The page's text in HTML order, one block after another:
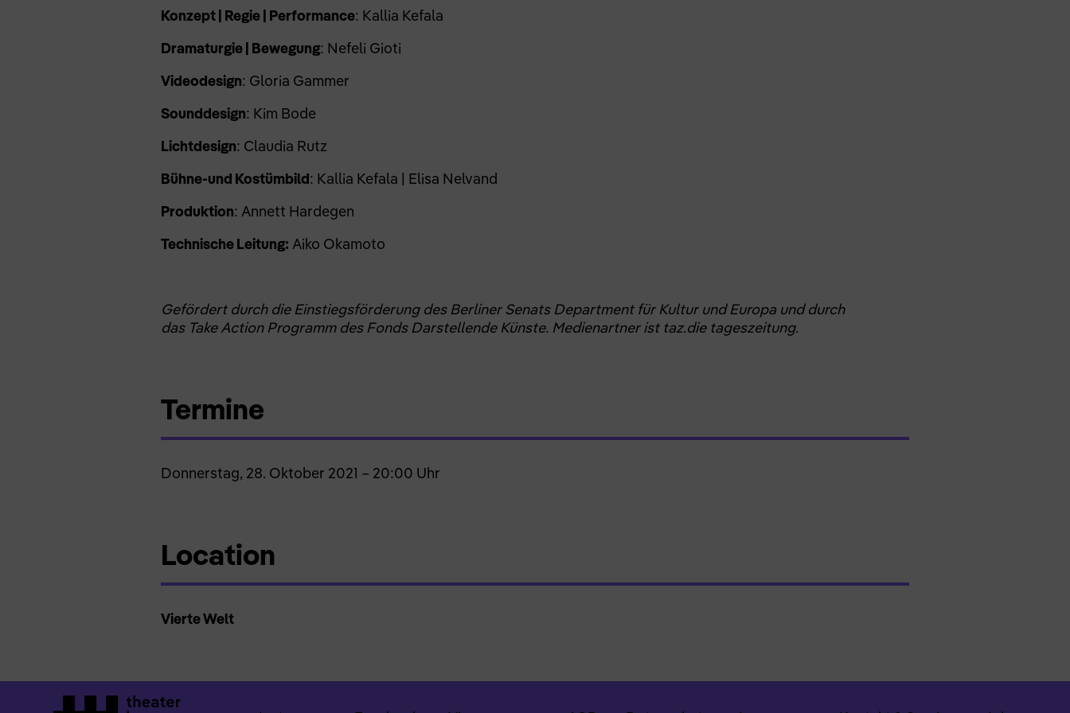
Konzept | Regie | Performance: Kallia Kefala
Dramaturgie | Bewegung: Nefeli Gioti
Videodesign: Gloria Gammer
Sounddesign: Kim Bode
Lichtdesign: Claudia Rutz
Bühne-und Kostümbild: Kallia Kefala | Elisa Nelvand
Produktion: Annett Hardegen
Technische Leitung: Aiko Okamoto
Gefördert durch die Einstiegsförderung des Berliner Senats Department für Kultur und Europa und durch
das Take Action Programm des Fonds Darstellende Künste. Medienartner ist taz.die tageszeitung.
Termine
Donnerstag, 28. Oktober 2021 – 20:00 Uhr
Location
Vierte Welt